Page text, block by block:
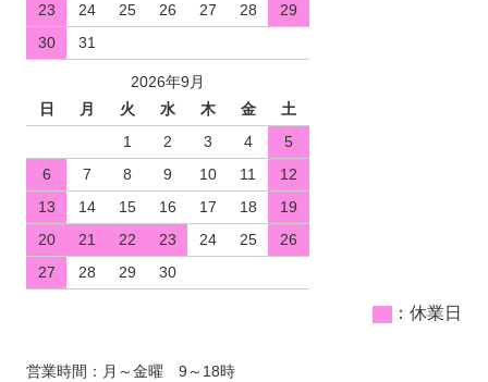
23
24 25 26 27 28
29
30
31
2026年9月
日
月 火 水 木 金
土
1
2 3 4
5
6
7 8 9 10 11
12
13
14 15 16 17 18
19
20
21 22 23 24 25
26
27
28 29 30
：休業日
営業時間：月～金曜 9～18時